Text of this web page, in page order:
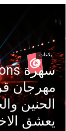
بلاغات
مهرجان
الحنين
يعشق